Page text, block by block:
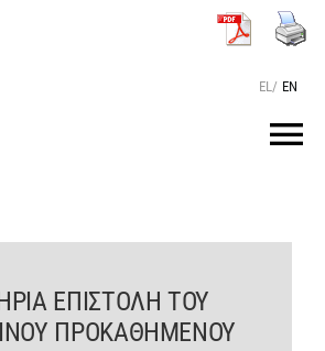
EL/ EN
ΕΠΙΣΤΟΛΗ ΤΟΥ
ΠΡΟΚΑΘΗΜΕΝΟΥ